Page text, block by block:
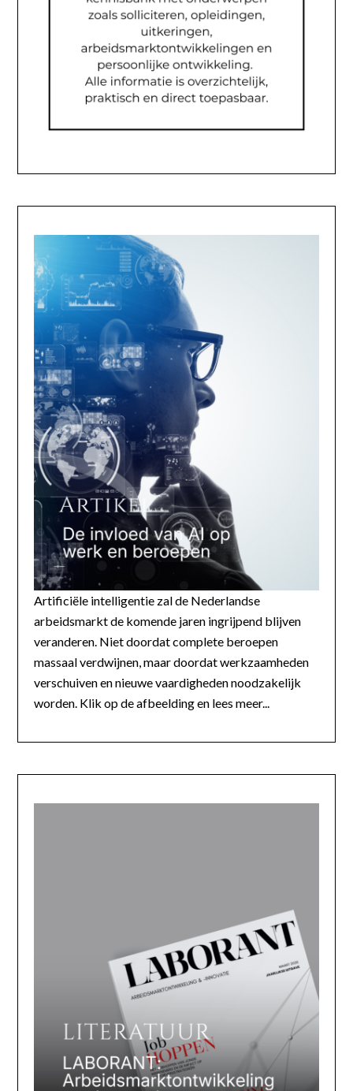
Artificiële intelligentie zal de Nederlandse
arbeidsmarkt de komende jaren ingrijpend blijven
veranderen. Niet doordat complete beroepen
massaal verdwijnen, maar doordat werkzaamheden
verschuiven en nieuwe vaardigheden noodzakelijk
worden. Klik op de afbeelding en lees meer...